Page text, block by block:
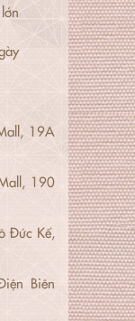
19A
190
Đức Kế,
Biên